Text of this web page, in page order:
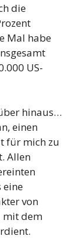
die
Mal habe
US-
hinaus…
einen
für mich zu
Allen
eine
von
mit dem